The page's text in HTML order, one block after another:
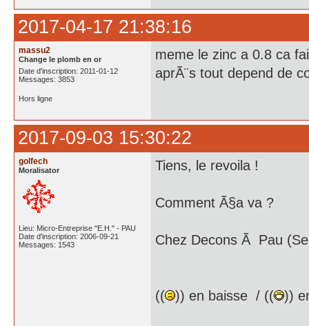
2017-04-17 21:38:16
massu2
Change le plomb en or
Date d'inscription: 2011-01-12
Messages: 3853
meme le zinc a 0.8 ca
aprÃ¨s tout depend de
Hors ligne
2017-09-03 15:30:22
golfech
Moralisator
Lieu: Micro-Entreprise "E.H." - PAU
Date d'inscription: 2006-09-21
Messages: 1543
Tiens, le revoila !
Comment Ã§a va ?
Chez Decons Ã Pau
(( )) en baisse / (( ))